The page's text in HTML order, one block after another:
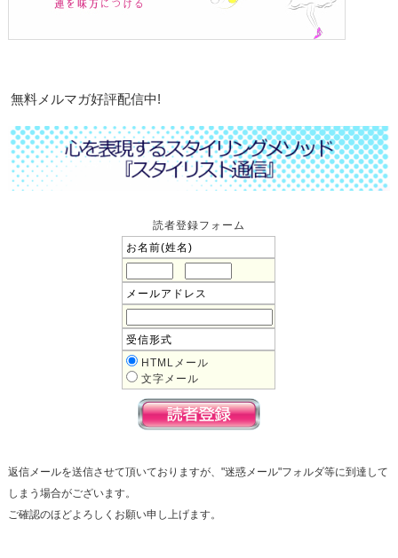
無料メルマガ好評配信中!
読者登録フォーム
お名前(姓名)
メールアドレス
受信形式
HTMLメール
文字メール
返信メールを送信させて頂いておりますが、"迷惑メール"フォルダ等に到達して
しまう場合がございます。
ご確認のほどよろしくお願い申し上げます。